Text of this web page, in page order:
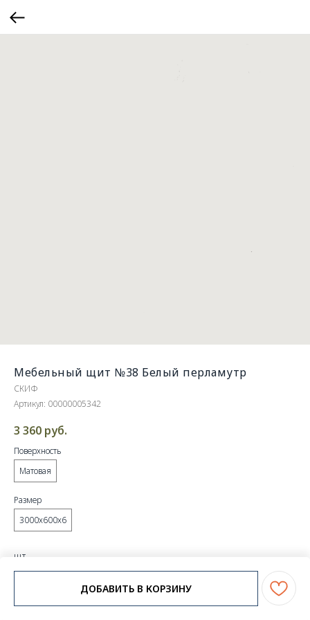
Мебельный щит №38 Белый перламутр
СКИФ
Артикул: 00000005342
3 360 руб.
Поверхность
Матовая
Размер
3000х600х6
ДОБАВИТЬ В КОРЗИНУ
шт.